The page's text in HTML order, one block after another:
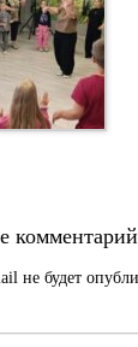
комментарий
не будет